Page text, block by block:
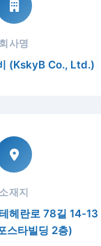
회사명
(KskyB Co., Ltd.)
소재지
헤란로 78길 14-13
스타빌딩 2층)